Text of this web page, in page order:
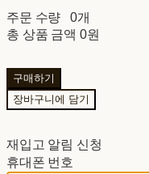
주문 수량
0개
총 상품 금액 0원
구매하기
장바구니에 담기
재입고 알림 신청
휴대폰 번호